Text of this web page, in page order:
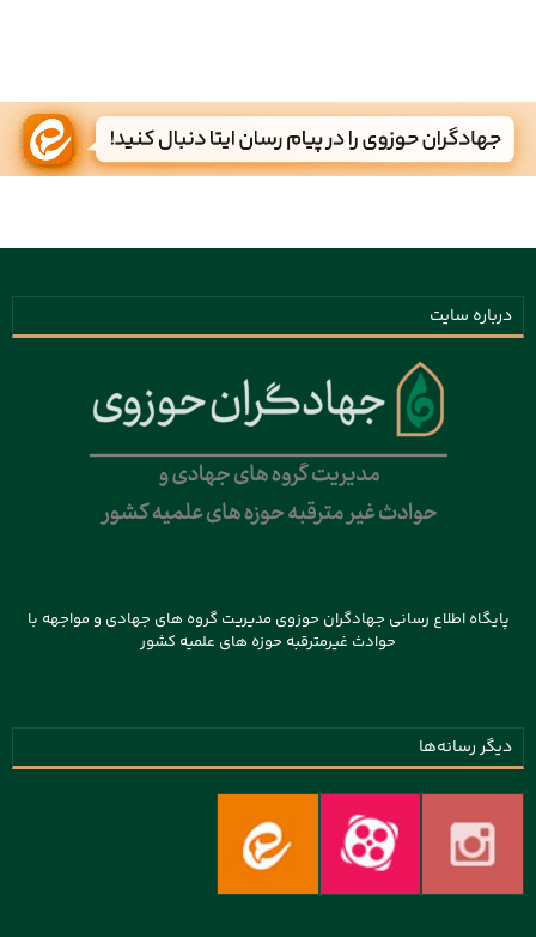
درباره سایت
پایگاه اطلاع رسانی جهادگران حوزوی مدیریت گروه های جهادی و مواجهه با
حوادث غیرمترقبه حوزه های علمیه کشور
دیگر رسانه‌ها